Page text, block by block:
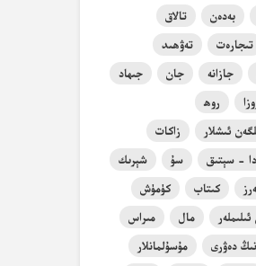
بەدەن
تالاق
تىجارەت
تەۋھىد
جازانە جان
جىھاد
روھ
ئىشلار
زاكات
- سېتىق سۇ
شېرىك
كىتاب
كۈمۈش
مال
مىراس
دەۋرى
مۇسۇلمانلار